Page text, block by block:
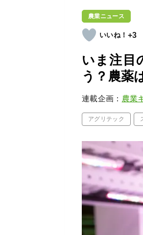
農業ニュース
+3
いま注目
う？農薬
連載企画： 農業
アグリテック